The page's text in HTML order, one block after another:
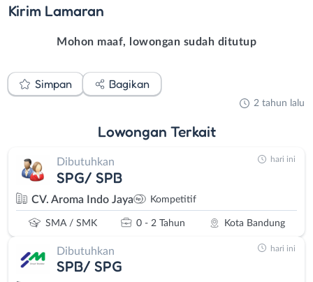
Kirim Lamaran
Mohon maaf, lowongan sudah ditutup
Simpan Bagikan
2 tahun lalu
Lowongan Terkait
Dibutuhkan
SPG/ SPB
CV. Aroma Indo Jaya Kompetitif
SMA / SMK 0 - 2 Tahun Kota Bandung
hari ini
Dibutuhkan
SPB/ SPG
hari ini